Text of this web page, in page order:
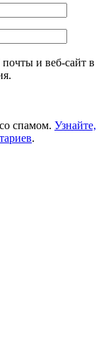
и веб-сайт в
спамом. Узнайте,
.